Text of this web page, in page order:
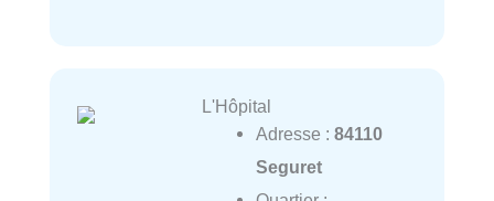
L'Hôpital
Adresse : 84110
Seguret